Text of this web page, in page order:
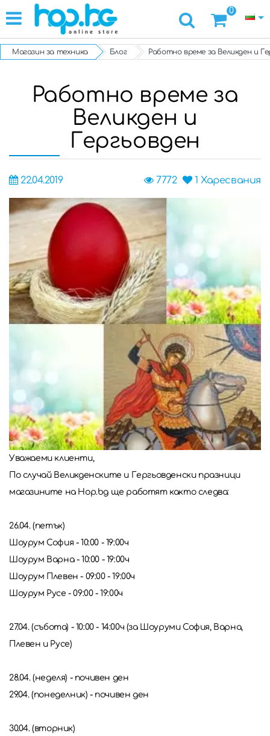
0
Магазин за техника Блог Работно време за Великден и
Работно време за
Великден и
Гергьовден
22.04.2019 1 Харесвания
7772
Уважаеми клиенти,
По случай Великденските и Гергьовденски празници
магазините на Hop.bg ще работят както следва:
26.04. (петък)
Шоурум София - 10:00 - 19:00ч
Шоурум Варна - 10:00 - 19:00ч
Шоурум Плевен - 09:00 - 19:00ч
Шоурум Русе - 09:00 - 19:00ч
27.04. (събота) - 10:00 - 14:00ч (за Шоуруми София, Варна,
Плевен и Русе)
28.04. (неделя) - почивен ден
29.04. (понеделник) - почивен ден
30.04. (вторник)